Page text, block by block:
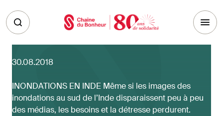
30.08.2018
INONDATIONS EN INDE Même si les images des
inondations au sud de l’Inde disparaissent peu à peu
des médias, les besoins et la détresse perdurent.